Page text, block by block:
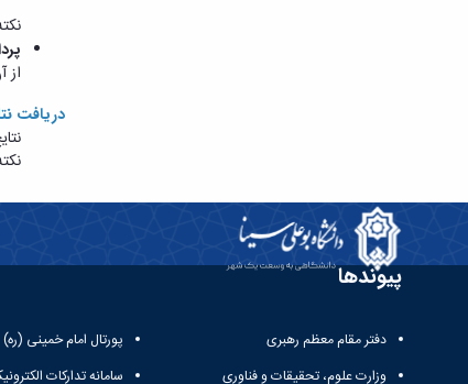
از
دریافت
پیوندها
دفتر مقام معظم رهبری
وزارت علوم، تحقیقات و فناوری
پورتال امام خمینی (ره)
سامانه تدارکات